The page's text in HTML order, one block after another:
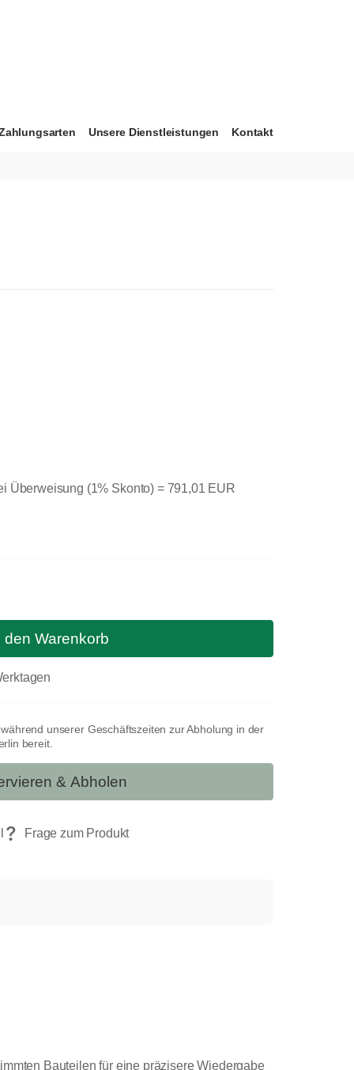
Unsere Dienstleistungen Kontakt
Überweisung (1% Skonto) = 791,01 EUR
unserer Geschäftszeiten zur Abholung in der
bereit.
& Abholen
den Warenkorb
Bauteilen für eine präzisere Wiedergabe